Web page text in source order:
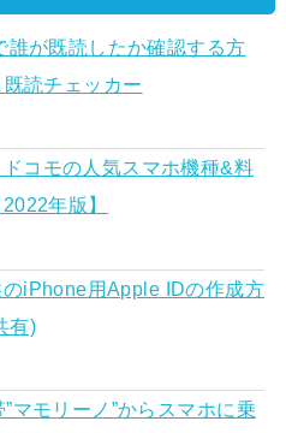
誰が既読したか確認する方
読チェッカー
ドコモの人気スマホ機種&料
年版】
iPhone用Apple IDの作成方
有)
マモリーノ”からスマホに乗